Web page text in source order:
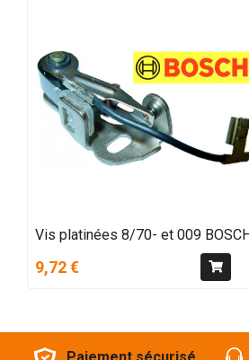
Vis platinées 8/70- et 009 BOSCH
9,72 €